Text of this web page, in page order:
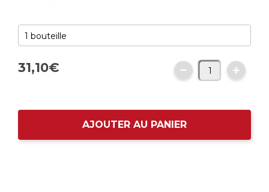
31,10€
AJOUTER AU PANIER